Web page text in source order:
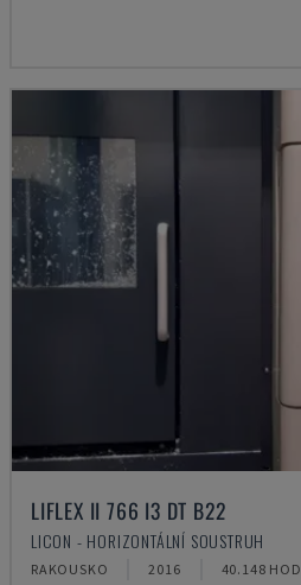
LIFLEX II 766 I3 DT B22
LICON - HORIZONTÁLNÍ SOUSTRUH
RAKOUSKO 2016 40.148 HOD